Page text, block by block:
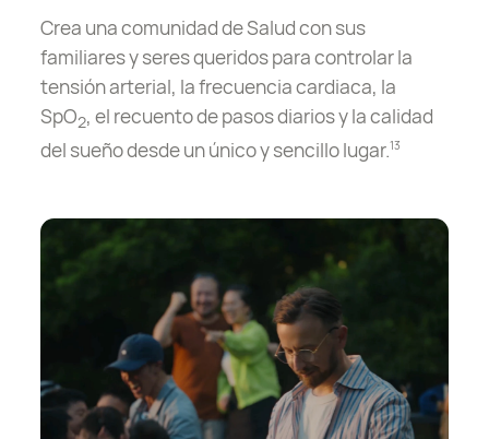
Crea una comunidad de Salud con sus
familiares y seres queridos para controlar la
tensión arterial, la frecuencia cardiaca, la
SpO2, el recuento de pasos diarios y la calidad
del sueño desde un único y sencillo lugar.13